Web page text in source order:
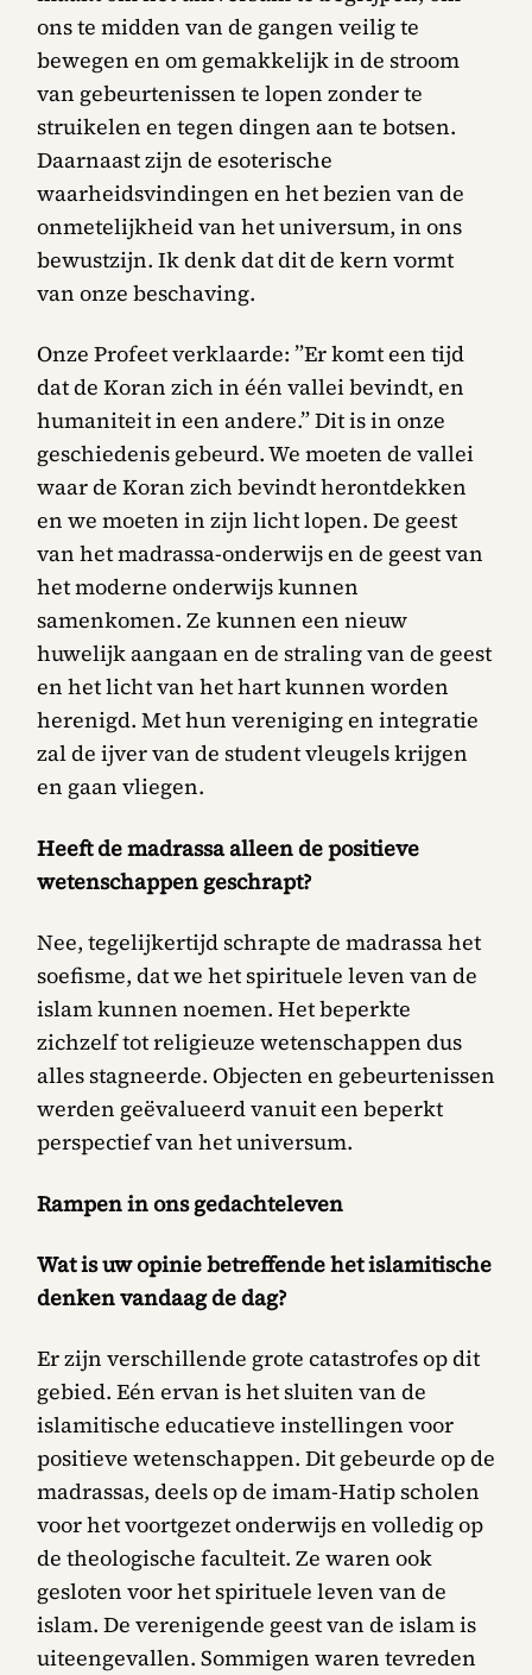
ons te midden van de gangen veilig te
bewegen en om gemakkelijk in de stroom
van gebeurtenissen te lopen zonder te
struikelen en tegen dingen aan te botsen.
Daarnaast zijn de esoterische
waarheidsvindingen en het bezien van de
onmetelijkheid van het universum, in ons
bewustzijn. Ik denk dat dit de kern vormt
van onze beschaving.
Onze Profeet verklaarde: ”Er komt een tijd
dat de Koran zich in één vallei bevindt, en
humaniteit in een andere.” Dit is in onze
geschiedenis gebeurd. We moeten de vallei
waar de Koran zich bevindt herontdekken
en we moeten in zijn licht lopen. De geest
van het madrassa-onderwijs en de geest van
het moderne onderwijs kunnen
samenkomen. Ze kunnen een nieuw
huwelijk aangaan en de straling van de geest
en het licht van het hart kunnen worden
herenigd. Met hun vereniging en integratie
zal de ijver van de student vleugels krijgen
en gaan vliegen.
Heeft de madrassa alleen de positieve
wetenschappen geschrapt?
Nee, tegelijkertijd schrapte de madrassa het
soefisme, dat we het spirituele leven van de
islam kunnen noemen. Het beperkte
zichzelf tot religieuze wetenschappen dus
alles stagneerde. Objecten en gebeurtenissen
werden geëvalueerd vanuit een beperkt
perspectief van het universum.
Rampen in ons gedachteleven
Wat is uw opinie betreffende het islamitische
denken vandaag de dag?
Er zijn verschillende grote catastrofes op dit
gebied. Eén ervan is het sluiten van de
islamitische educatieve instellingen voor
positieve wetenschappen. Dit gebeurde op de
madrassas, deels op de imam-Hatip scholen
voor het voortgezet onderwijs en volledig op
de theologische faculteit. Ze waren ook
gesloten voor het spirituele leven van de
islam. De verenigende geest van de islam is
uiteengevallen. Sommigen waren tevreden